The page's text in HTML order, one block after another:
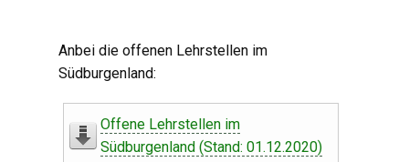
Anbei die offenen Lehrstellen im
Südburgenland:
Offene Lehrstellen im
Südburgenland (Stand: 01.12.2020)